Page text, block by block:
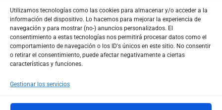
Utilizamos tecnologías como las cookies para almacenar y/o acceder a la
información del dispositivo. Lo hacemos para mejorar la experiencia de
navegación y para mostrar (no-) anuncios personalizados. El
consentimiento a estas tecnologías nos permitirá procesar datos como el
comportamiento de navegación o los ID's únicos en este sitio. No consentir
o retirar el consentimiento, puede afectar negativamente a ciertas
características y funciones.
Gestionar los servicios
Formulario de contacto
Área de cliente